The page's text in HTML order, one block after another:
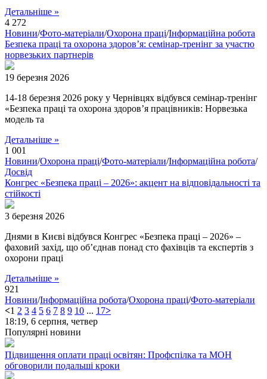
Детальніше »
4 272
Новини/Фото-матеріали/Охорона праці/Інформаційна робота
Безпека праці та охорона здоров’я: семінар-тренінг за участю
норвезьких партнерів
19 березня 2026
14-18 березня 2026 року у Чернівцях відбувся семінар-тренінг
«Безпека праці та охорона здоров’я працівників: Норвезька
модель та
Детальніше »
1 001
Новини/Охорона праці/Фото-матеріали/Інформаційна робота/
Досвід
Конгрес «Безпека праці – 2026»: акцент на відповідальності та
стійкості
3 березня 2026
Днями в Києві відбувся Конгрес «Безпека праці – 2026» –
фаховий захід, що об’єднав понад сто фахівців та експертів з
охорони праці
Детальніше »
921
Новини/Інформаційна робота/Охорона праці/Фото-матеріали
<1 2 3 4 5 6 7 8 9 10 ... 17>
18:19, 6 серпня, четвер
Популярні новини
Підвищення оплати праці освітян: Профспілка та МОН
обговорили подальші кроки